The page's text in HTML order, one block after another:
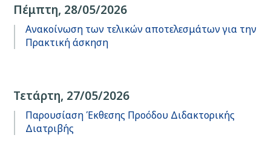
Πέμπτη, 28/05/2026
Aνακοίνωση των τελικών αποτελεσμάτων για την
Πρακτική άσκηση
Τετάρτη, 27/05/2026
Παρουσίαση Έκθεσης Προόδου Διδακτορικής
Διατριβής